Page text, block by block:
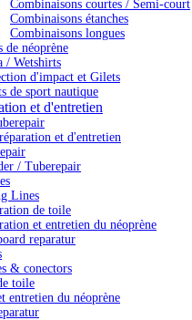
Combinaisons courtes / Semi-court
Combinaisons étanches
Combinaisons longues
de néoprène
/ Wetshirts
d'impact et Gilets
de sport nautique
et d'entretien
et d'entretien
/ Tuberepair
Lines
de toile
et entretien du néoprène
reparatur
& conectors
toile
entretien du néoprène